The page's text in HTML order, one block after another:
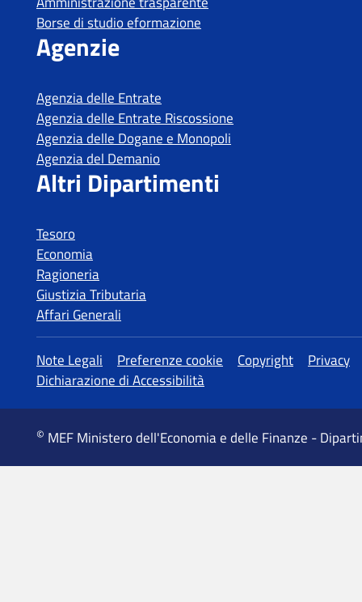
Tesoro
Economia
Ragioneria
Giustizia Tributaria
Affari Generali
MEF Ministero dell'Economia e delle Finanze -